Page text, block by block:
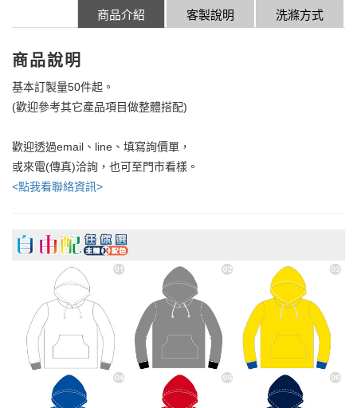
洗滌方式
客製說明
商品介紹
商品說明
基本訂製量50件起。
(歡迎參考其它產品項目做整體搭配)
歡迎透過email、line、填寫詢價單，
或來電(傳真)洽詢，也可至門市看樣。
<點我看聯絡資訊>